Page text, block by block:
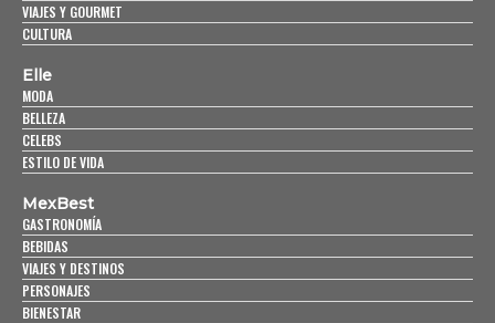
VIAJES Y GOURMET
CULTURA
Elle
MODA
BELLEZA
CELEBS
ESTILO DE VIDA
MexBest
GASTRONOMÍA
BEBIDAS
VIAJES Y DESTINOS
PERSONAJES
BIENESTAR